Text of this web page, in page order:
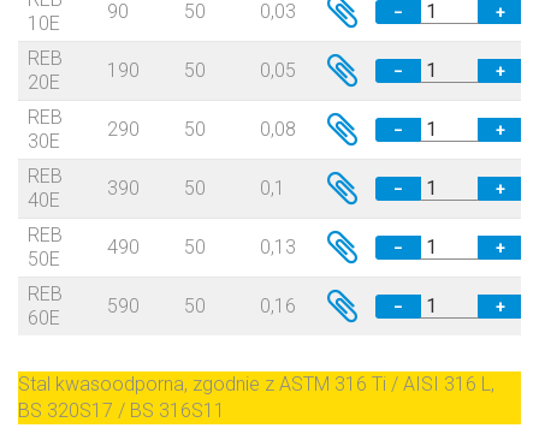
10E
90 50 0,03 − +
REB
20E
190 50 0,05 − +
REB
30E
290 50 0,08 − +
REB
40E
390 50 0,1 − +
REB
50E
490 50 0,13 − +
REB
60E
590 50 0,16 − +
Stal kwasoodporna, zgodnie z ASTM 316 Ti / AISI 316 L,
BS 320S17 / BS 316S11